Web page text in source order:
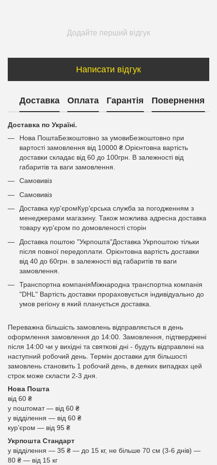
Додайте перший відгук
Написати відгук
Доставка Оплата Гарантія Повернення
Доставка по Україні.
Нова ПоштаБезкоштовно за умовиБезкоштовно при
вартості замовлення від 10000 ₴.Орієнтовна вартість
доставки складає від 60 до 100грн. В залежності від
габаритів та ваги замовлення.
Самовивіз
Самовивіз
Доставка кур'єромКур'єрська служба за погодженням з
менеджерами магазину. Також можлива адресна доставка
товару кур'єром по домовленості сторін
Доставка поштою "Укрпошта"Доставка Укрпоштою тільки
після повної передоплати. Орієнтовна вартість доставки
від 40 до 60грн. в залежності від габаритів тв ваги
замовлення.
Транспортна компаніяМіжнародна транспортна компанія
"DHL" Вартість доставки прораховується індивідуально до
умов регіону в який планується доставка.
Переважна більшість замовлень відправляється в день
оформлення замовлення до 14:00. Замовлення, підтверджені
після 14:00 чи у вихідні та святкові дні - будуть відправлені на
наступний робочий день. Термін доставки для більшості
замовлень становить 1 робочий день, в деяких випадках цей
строк може скласти 2-3 дня.
Нова Пошта
від 60 ₴
у поштомат — від 60 ₴
у відділення — від 60 ₴
курʼєром — від 95 ₴
Укрпошта Стандарт
у відділення — 35 ₴ — до 15 кг, не більше 70 см (3-6 днів) —
80 ₴ — від 15 кг